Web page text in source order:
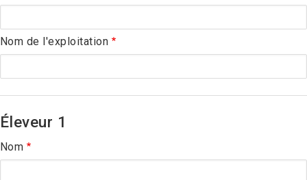
Nom de l'exploitation
Éleveur 1
Nom